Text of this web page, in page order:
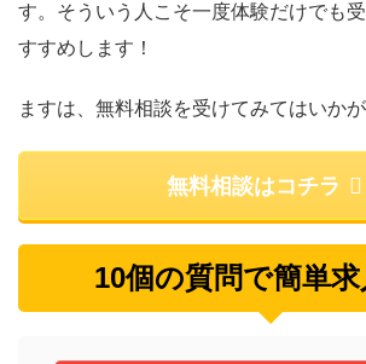
す。そういう人こそ一度体験だけでも
すすめします！
ますは、無料相談を受けてみてはいか
無料相談はコチラ
10個の質問で簡単